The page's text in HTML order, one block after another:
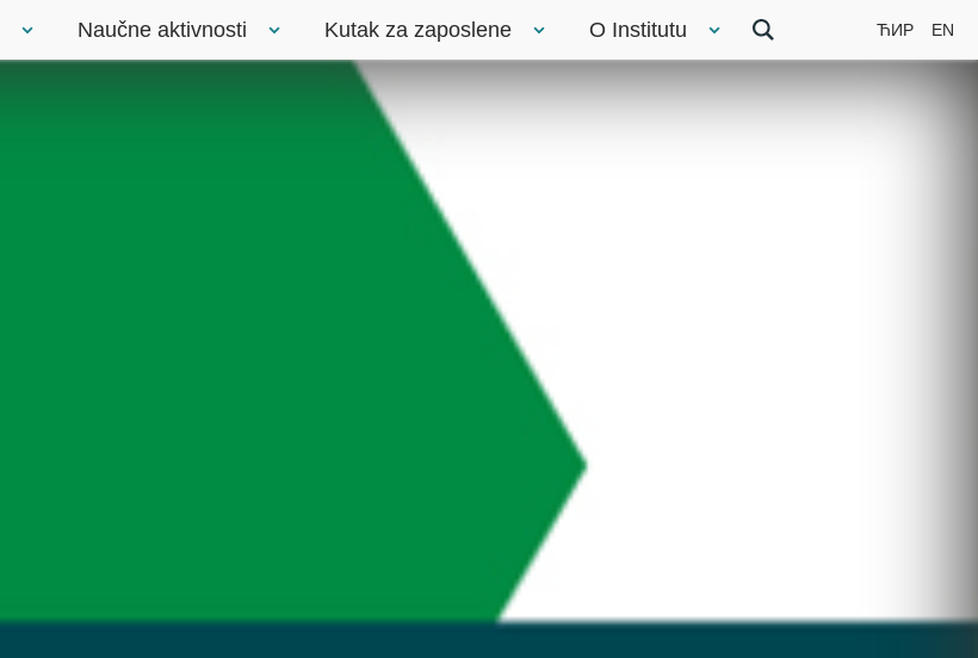
Naučne aktivnosti Kutak za zaposlene O Institutu ЋИР EN